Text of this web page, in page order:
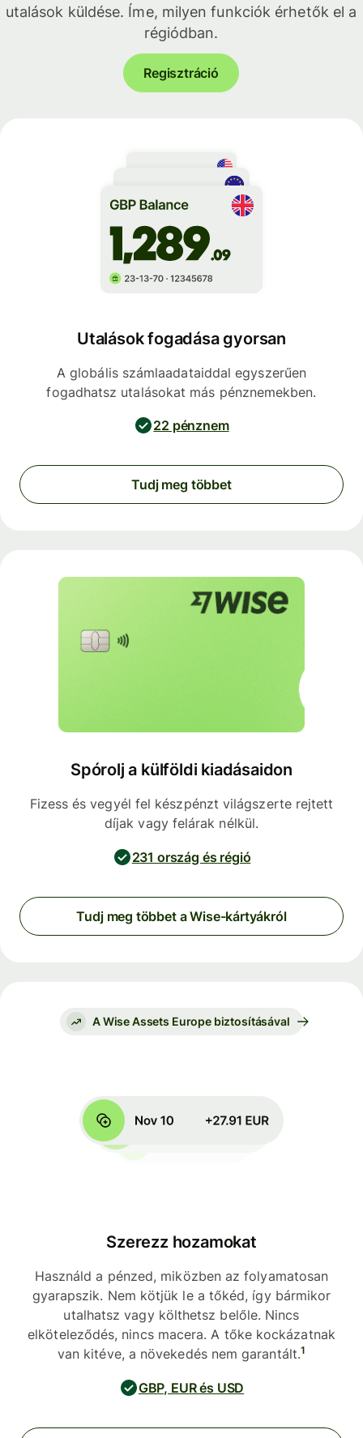
utalások küldése. Íme, milyen funkciók érhetők el a
régiódban.
Regisztráció
Utalások fogadása gyorsan
A globális számlaadataiddal egyszerűen
fogadhatsz utalásokat más pénznemekben.
22 pénznem
Tudj meg többet
Spórolj a külföldi kiadásaidon
Fizess és vegyél fel készpénzt világszerte rejtett
díjak vagy felárak nélkül.
231 ország és régió
Tudj meg többet a Wise-kártyákról
A Wise Assets Europe biztosításával
Szerezz hozamokat
Használd a pénzed, miközben az folyamatosan
gyarapszik. Nem kötjük le a tőkéd, így bármikor
utalhatsz vagy költhetsz belőle. Nincs
elköteleződés, nincs macera. A tőke kockázatnak
van kitéve, a növekedés nem garantált.1
GBP, EUR és USD